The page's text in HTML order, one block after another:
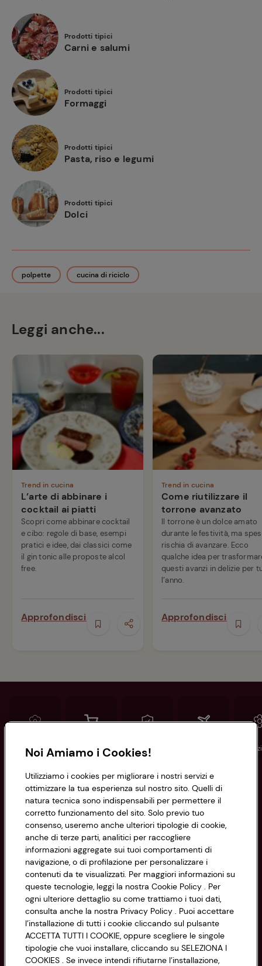
Prodotti tipici
Carni e salumi
Prodotti tipici
Formaggi
Prodotti tipici
Pasta, riso e legumi
Prodotti tipici
Dolci
polpette cucina di riciclo
Leggi anche...
Trend in cucina
L’arte di abbinare i
cocktail ai piatti
Scopri come abbinare cocktail
e cibo: regole di base, esempi
pratici e idee, dai classici come
il gin tonic alle proposte alcol
free.
Approfondisci
Trend in cucina
Come riutilizzare il
torrone avanzato
Il torrone è un dolce amato
durante le festività, ma
rischia di avanzare. Ecco
qualche idea per
questi avanzi in delizie per
l’anno.
Approfondisci
Conad Spesa online Assicurazioni
Informazioni
Privacy Policy
Cookie Policy
Impostazioni Cookie
Accessibilità
CONAD SOCIETÀ COOPERATIVA
Via Michelino, 59 | 40127 BOLOGNA
Codice Fiscale e Registro Imprese
di Bologna 00865960157
PARTITA IVA 03320960374
Servizio clienti
Noi Amiamo i Cookies!
Utilizziamo i cookies per migliorare i nostri servizi e
ottimizzare la tua esperienza sul nostro sito. Quelli di
natura tecnica sono indispensabili per permettere il
corretto funzionamento del sito. Solo previo tuo
consenso, useremo anche ulteriori tipologie di cookie,
anche di terze parti, analitici per raccogliere
informazioni aggregate sui tuoi comportamenti di
navigazione, o di profilazione per personalizzare i
contenuti da te visualizzati. Per maggiori informazioni su
queste tecnologie, leggi la nostra Cookie Policy . Per
ogni ulteriore dettaglio su come trattiamo i tuoi dati,
consulta anche la nostra Privacy Policy . Puoi accettare
l’installazione di tutti i cookie cliccando sul pulsante
ACCETTA TUTTI I COOKIE, oppure scegliere le singole
tipologie che vuoi installare, cliccando su SELEZIONA I
COOKIES . Se invece intendi rifiutarne l’installazione,